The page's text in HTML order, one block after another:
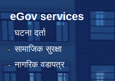
eGov services
घटना दर्ता
सामाजिक सुरक्षा
नागरिक वडापत्र